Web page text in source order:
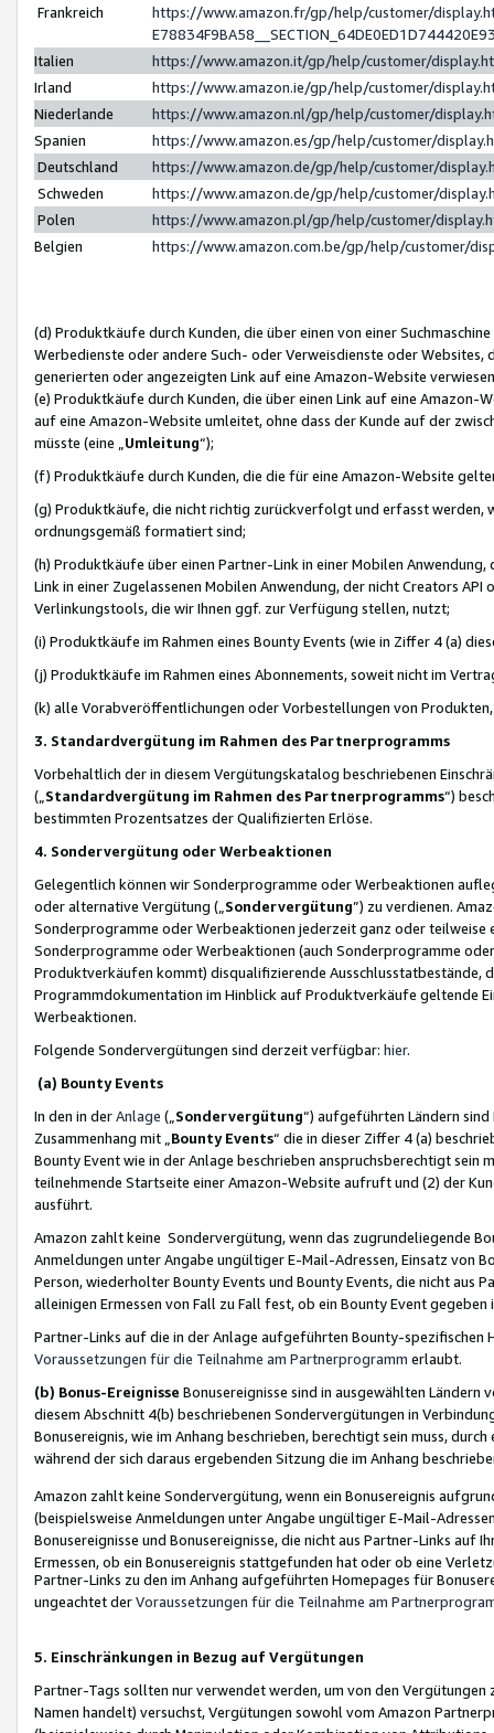
Frankreich
https://www.amazon.fr/gp/help/customer/
Italien
https://www.amazon.it/gp/help/customer/
Irland
https://www.amazon.ie/gp/help/customer/
Niederlande
https://www.amazon.nl/gp/help/customer/
Spanien
https://www.amazon.es/gp/help/customer/
Deutschland
https://www.amazon.de/gp/help/customer/
Schweden
https://www.amazon.de/gp/help/customer/
Polen
https://www.amazon.pl/gp/help/customer/
Belgien
https://www.amazon.com.be/gp/help/customer/
(d) Produktkäufe durch Kunden, die über einen von einer
Werbedienste oder andere Such- oder Verweisdienste oder Websites,
generierten oder angezeigten Link auf eine Amazon-Website
(e) Produktkäufe durch Kunden, die über einen Link auf eine
auf eine Amazon-Website umleitet, ohne dass der Kunde auf der
müsste (eine „ Umleitung“);
(f) Produktkäufe durch Kunden, die die für eine Amazon-Website
(g) Produktkäufe, die nicht richtig zurückverfolgt und erfasst werden,
ordnungsgemäß formatiert sind;
(h) Produktkäufe über einen Partner-Link in einer Mobilen
Link in einer Zugelassenen Mobilen Anwendung, der nicht Creators
Verlinkungstools, die wir Ihnen ggf. zur Verfügung stellen, nutzt;
(i) Produktkäufe im Rahmen eines Bounty Events (wie in Ziffer 4 (a)
(j) Produktkäufe im Rahmen eines Abonnements, soweit nicht im
(k) alle Vorabveröffentlichungen oder Vorbestellungen von
3. Standardvergütung im Rahmen des Partnerprogramms
Vorbehaltlich der in diesem Vergütungskatalog beschriebenen
(„ Standardvergütung im Rahmen des Partnerprogramms“)
bestimmten Prozentsatzes der Qualifizierten Erlöse.
4. Sondervergütung oder Werbeaktionen
Gelegentlich können wir Sonderprogramme oder Werbeaktionen
oder alternative Vergütung („ Sondervergütung”) zu verdienen.
Sonderprogramme oder Werbeaktionen jederzeit ganz oder
Sonderprogramme oder Werbeaktionen (auch Sonderprogramme
Produktverkäufen kommt) disqualifizierende Ausschlusstatbestände,
Programmdokumentation im Hinblick auf Produktverkäufe geltende
Werbeaktionen.
Folgende Sondervergütungen sind derzeit verfügbar: hier.
(a) Bounty Events
In den in derAnlage („ Sondervergütung“) aufgeführten Ländern
Zusammenhang mit „ Bounty Events“ die in dieser Ziffer 4 (a)
Bounty Event wie in der Anlage beschrieben anspruchsberechtigt sein
teilnehmende Startseite einer Amazon-Website aufruft und (2) der
ausführt.
Amazon zahlt keine Sondervergütung, wenn das zugrundeliegende
Anmeldungen unter Angabe ungültiger E-Mail-Adressen, Einsatz von
Person, wiederholter Bounty Events und Bounty Events, die nicht
alleinigen Ermessen von Fall zu Fall fest, ob ein Bounty Event
Partner-Links auf die in der Anlage aufgeführten Bounty-spezifischen
Voraussetzungen für die Teilnahme am Partnerprogramm erlaubt.
(b) Bonus-Ereignisse Bonusereignisse sind in ausgewählten Ländern
diesem Abschnitt 4(b) beschriebenen Sondervergütungen in
Bonusereignis, wie im Anhang beschrieben, berechtigt sein muss,
während der sich daraus ergebenden Sitzung die im Anhang
Amazon zahlt keine Sondervergütung, wenn ein Bonusereignis
(beispielsweise Anmeldungen unter Angabe ungültiger E-Mail-
Bonusereignisse und Bonusereignisse, die nicht aus Partner-Links auf
Ermessen, ob ein Bonusereignis stattgefunden hat oder ob eine
Partner-Links zu den im Anhang aufgeführten Homepages für
ungeachtet derVoraussetzungen für die Teilnahme am
5. Einschränkungen in Bezug auf Vergütungen
Partner-Tags sollten nur verwendet werden, um von den
Namen handelt) versuchst, Vergütungen sowohl vom Amazon